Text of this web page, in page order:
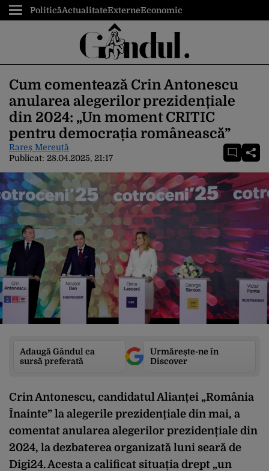
PoliticăActualitateExterneEconomic
Cum comentează Crin Antonescu
anularea alegerilor prezidențiale
din 2024: „Un moment CRITIC
pentru democrația românească”
Rareș Mereuță
Publicat: 28.04.2025, 21:17
Adaugă Gândul ca
sursă preferată
Urmărește-ne în
Discover
Crin Antonescu, candidatul Alianței „România
Înainte” la alegerile prezidențiale din mai, a
comentat anularea alegerilor prezidențiale din
2024, la dezbaterea organizată luni seară de
Digi24. Acesta a calificat situația drept „un